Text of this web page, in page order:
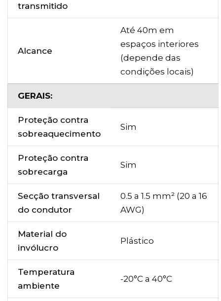
transmitido
Alcance
Até 40m em
espaços interiores
(depende das
condições locais)
GERAIS:
Proteção contra
sobreaquecimento
Sim
Proteção contra
sobrecarga
Sim
Secção transversal
do condutor
0.5 a 1.5 mm² (20 a 16
AWG)
Material do
invólucro
Plástico
Temperatura
ambiente
-20°C a 40°C